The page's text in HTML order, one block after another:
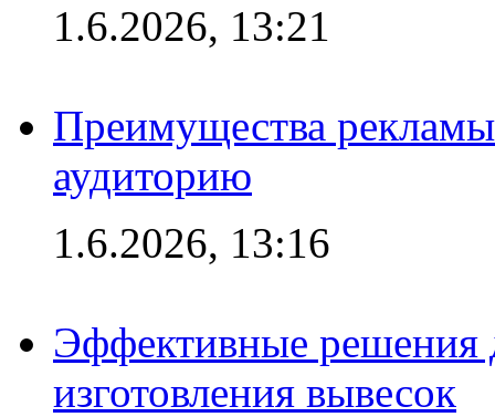
1.6.2026, 13:21
Преимущества
аудиторию
1.6.2026, 13:16
Эффективные решения
изготовления вывесок